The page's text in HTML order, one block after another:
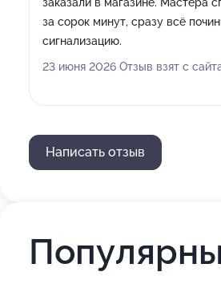
за сорок минут, сразу всё
сигнализацию.
23 июня 2026 Отзыв взят с
Написать отзыв